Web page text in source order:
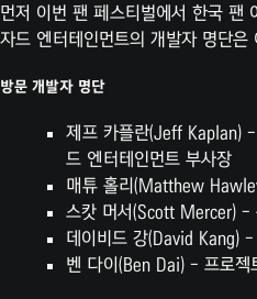
먼저 이번 팬 페스티벌에서 한국 팬
자드 엔터테인먼트의 개발자 명단은
방문 개발자 명단
제프 카플란(Jeff Kaplan)
드 엔터테인먼트 부사장
매튜 홀리(Matthew
스캇 머서(Scott Mercer) -
데이비드 강(David Kang)
벤 다이(Ben Dai) - 프로젝